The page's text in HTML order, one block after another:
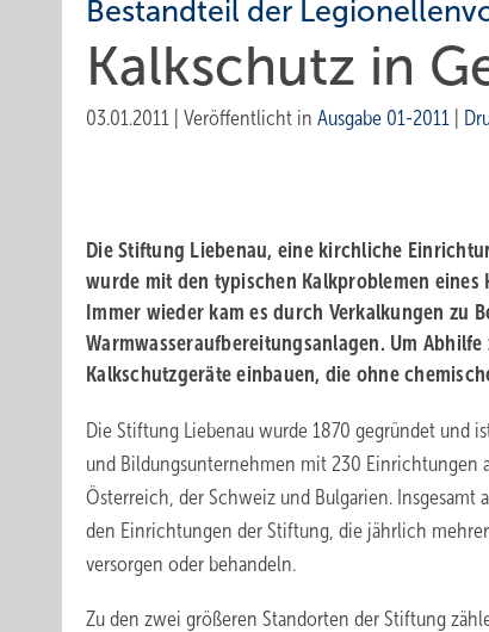
Bestandteil der
Kalkschutz in
03.01.2011 Veröffentlicht in Ausgabe 01-2011
Die Stiftung Liebenau, eine kirchliche
wurde mit den typischen Kalkproblemen
Immer wieder kam es durch Verkalkungen zu
Warmwasseraufbereitungsanlagen. Um
Kalkschutzgeräte einbauen, die ohne
Die Stiftung Liebenau wurde 1870 gegründet und
und Bildungsunternehmen mit 230 Einrichtungen
Österreich, der Schweiz und Bulgarien.
den Einrichtungen der Stiftung, die jährlich
versorgen oder behandeln.
Zu den zwei größeren Standorten der Stiftung